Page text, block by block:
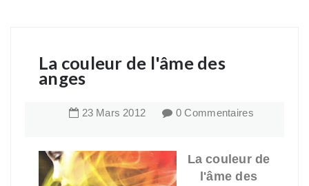
La couleur de l'âme des
anges
23 Mars 2012 0 Commentaires
La couleur de
l'âme des